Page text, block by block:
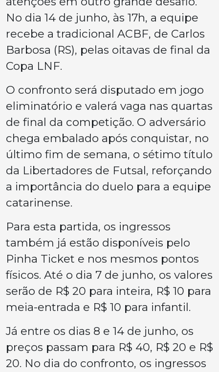
No dia 14 de junho, às 17h, a equipe
recebe a tradicional ACBF, de Carlos
Barbosa (RS), pelas oitavas de final da
Copa LNF.
O confronto será disputado em jogo
eliminatório e valerá vaga nas quartas
de final da competição. O adversário
chega embalado após conquistar, no
último fim de semana, o sétimo título
da Libertadores de Futsal, reforçando
a importância do duelo para a equipe
catarinense.
Para esta partida, os ingressos
também já estão disponíveis pelo
Pinha Ticket e nos mesmos pontos
físicos. Até o dia 7 de junho, os valores
serão de R$ 20 para inteira, R$ 10 para
meia-entrada e R$ 10 para infantil.
Já entre os dias 8 e 14 de junho, os
preços passam para R$ 40, R$ 20 e R$
20. No dia do confronto, os ingressos